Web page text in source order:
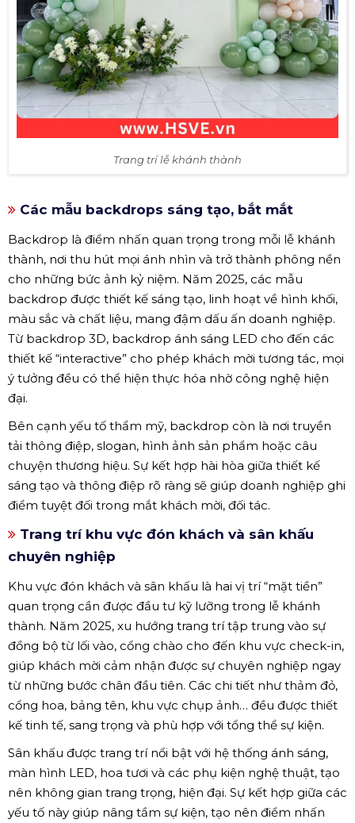
Trang trí lễ khánh thành
Các mẫu backdrops sáng tạo, bắt mắt
Backdrop là điểm nhấn quan trọng trong mỗi lễ khánh
thành, nơi thu hút mọi ánh nhìn và trở thành phông nền
cho những bức ảnh kỷ niệm. Năm 2025, các mẫu
backdrop được thiết kế sáng tạo, linh hoạt về hình khối,
màu sắc và chất liệu, mang đậm dấu ấn doanh nghiệp.
Từ backdrop 3D, backdrop ánh sáng LED cho đến các
thiết kế “interactive” cho phép khách mời tương tác, mọi
ý tưởng đều có thể hiện thực hóa nhờ công nghệ hiện
đại.
Bên cạnh yếu tố thẩm mỹ, backdrop còn là nơi truyền
tải thông điệp, slogan, hình ảnh sản phẩm hoặc câu
chuyện thương hiệu. Sự kết hợp hài hòa giữa thiết kế
sáng tạo và thông điệp rõ ràng sẽ giúp doanh nghiệp ghi
điểm tuyệt đối trong mắt khách mời, đối tác.
Trang trí khu vực đón khách và sân khấu
chuyên nghiệp
Khu vực đón khách và sân khấu là hai vị trí “mặt tiền”
quan trọng cần được đầu tư kỹ lưỡng trong lễ khánh
thành. Năm 2025, xu hướng trang trí tập trung vào sự
đồng bộ từ lối vào, cổng chào cho đến khu vực check-in,
giúp khách mời cảm nhận được sự chuyên nghiệp ngay
từ những bước chân đầu tiên. Các chi tiết như thảm đỏ,
cổng hoa, bảng tên, khu vực chụp ảnh… đều được thiết
kế tinh tế, sang trọng và phù hợp với tổng thể sự kiện.
Sân khấu được trang trí nổi bật với hệ thống ánh sáng,
màn hình LED, hoa tươi và các phụ kiện nghệ thuật, tạo
nên không gian trang trọng, hiện đại. Sự kết hợp giữa các
yếu tố này giúp nâng tầm sự kiện, tạo nên điểm nhấn